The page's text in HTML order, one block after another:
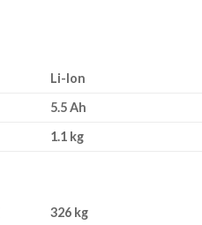
Li-Ion
5.5 Ah
1.1 kg
326 kg